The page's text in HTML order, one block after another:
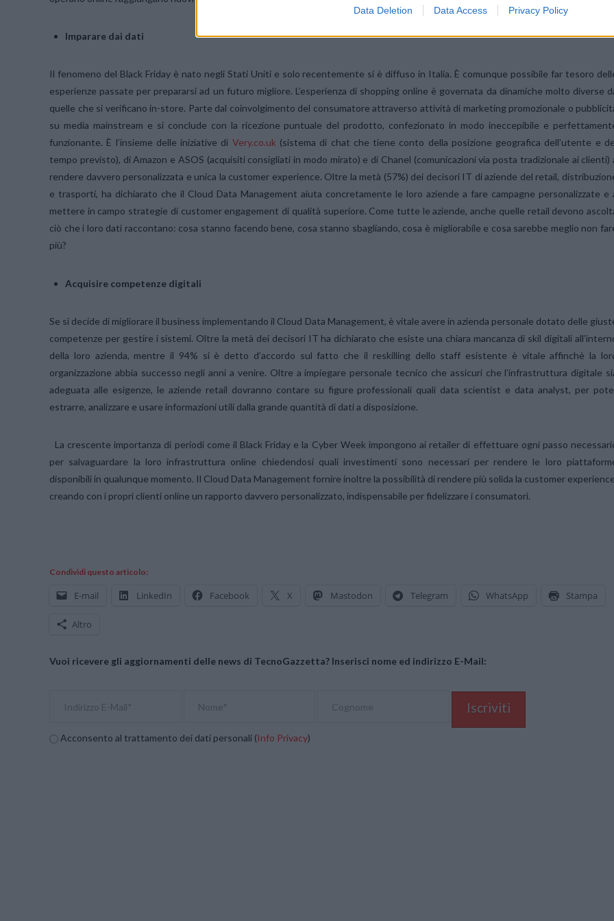
Data Deletion Data Access Privacy Policy
Imparare dai dati
Il fenomeno del Black Friday è nato negli Stati Uniti e solo recentemente si è diffuso in Italia. È comunque possibile far tesoro
esperienze passate per prepararsi ad un futuro migliore. L’esperienza di shopping online è governata da dinamiche molto diverse
quelle che si verificano in-store. Parte dal coinvolgimento del consumatore attraverso attività di marketing promozionale o
su media mainstream e si conclude con la ricezione puntuale del prodotto, confezionato in modo ineccepibile e
funzionante. È l’insieme delle iniziative di Very.co.uk(sistema di chat che tiene conto della posizione geografica dell’utente e
tempo previsto), di Amazon e ASOS (acquisiti consigliati in modo mirato) e di Chanel (comunicazioni via posta tradizionale ai clienti)
rendere davvero personalizzata e unica la customer experience. Oltre la metà (57%) dei decisori IT di aziende del retail,
e trasporti, ha dichiarato che il Cloud Data Management aiuta concretamente le loro aziende a fare campagne personalizzate e
mettere in campo strategie di customer engagement di qualità superiore. Come tutte le aziende, anche quelle retail devono
ciò che i loro dati raccontano: cosa stanno facendo bene, cosa stanno sbagliando, cosa è migliorabile e cosa sarebbe meglio non
più?
Acquisire competenze digitali
Se si decide di migliorare il business implementando il Cloud Data Management, è vitale avere in azienda personale dotato delle
competenze per gestire i sistemi. Oltre la metà dei decisori IT ha dichiarato che esiste una chiara mancanza di skil digitali
della loro azienda, mentre il 94% si è detto d’accordo sul fatto che il reskilling dello staff esistente è vitale affinchè la
organizzazione abbia successo negli anni a venire. Oltre a impiegare personale tecnico che assicuri che l’infrastruttura digitale
adeguata alle esigenze, le aziende retail dovranno contare su figure professionali quali data scientist e data analyst, per
estrarre, analizzare e usare informazioni utili dalla grande quantità di dati a disposizione.
La crescente importanza di periodi come il Black Friday e la Cyber Week impongono ai retailer di effettuare ogni passo
per salvaguardare la loro infrastruttura online chiedendosi quali investimenti sono necessari per rendere le loro
disponibili in qualunque momento. Il Cloud Data Management fornire inoltre la possibilità di rendere più solida la customer
creando con i propri clienti online un rapporto davvero personalizzato, indispensabile per fidelizzare i consumatori.
Condividi questo articolo:
E-mail LinkedIn Facebook X Mastodon Telegram WhatsApp Stampa
Altro
Vuoi ricevere gli aggiornamenti delle news di TecnoGazzetta? Inserisci nome ed indirizzo E-Mail:
Acconsento al trattamento dei dati personali (Info Privacy)